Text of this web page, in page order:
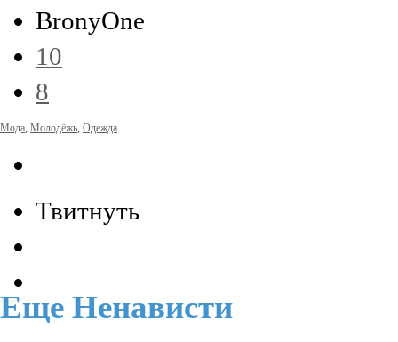
BronyOne
10
8
Мода, Молодёжь, Одежда
Твитнуть
Еще Ненависти